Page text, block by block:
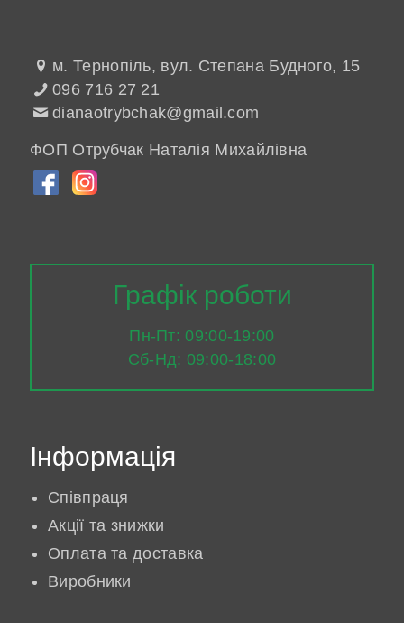
м. Тернопіль, вул. Степана Будного, 15
096 716 27 21
dianaotrybchak@gmail.com
ФОП Отрубчак Наталія Михайлівна
Графік роботи
Пн-Пт: 09:00-19:00
Сб-Нд: 09:00-18:00
Інформація
Співпраця
Акції та знижки
Оплата та доставка
Виробники